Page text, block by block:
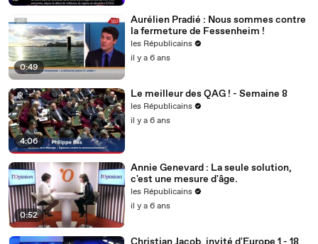
0:49
Aurélien Pradié : Nous sommes contre
la fermeture de Fessenheim !
les Républicains
il y a 6 ans
4:06
Le meilleur des QAG ! - Semaine 8
les Républicains
il y a 6 ans
0:52
Annie Genevard : La seule solution,
c'est une mesure d'âge.
les Républicains
il y a 6 ans